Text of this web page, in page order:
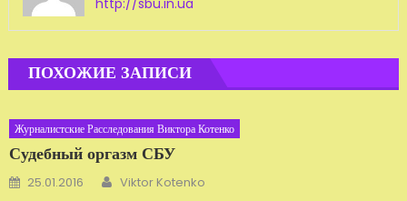
http://sbu.in.ua
ПОХОЖИЕ ЗАПИСИ
Журналистские Расследования Виктора Котенко
Судебный оргазм СБУ
Добавлено
25.01.2016 Автор
Viktor Kotenko